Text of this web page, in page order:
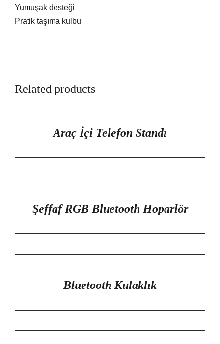
Yumuşak desteği
Pratik taşıma kulbu
Related products
Araç İçi Telefon Standı
Şeffaf RGB Bluetooth Hoparlör
Bluetooth Kulaklık